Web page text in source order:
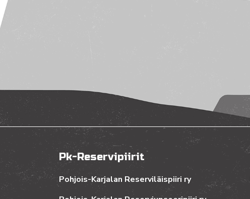
Pk-Reservipiirit
Pohjois-Karjalan Reserviläispiiri ry